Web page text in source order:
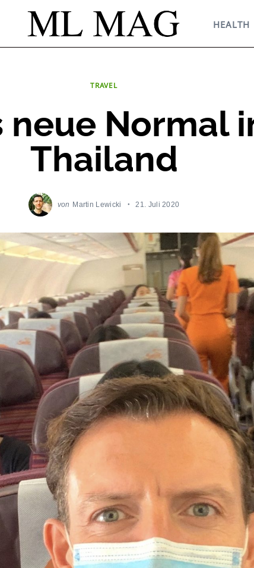
HEALTH
TRAVEL
neue Normal
Thailand
von Martin Lewicki 21. Juli 2020